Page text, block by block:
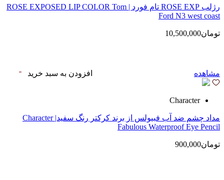
رژلب ROSE EXP تام فورد | ROSE EXPOSED LIP COLOR Tom
Ford N3 west coast
تومان10,500,000
مشاهده افزودن به سبد خرید
Character
مداد چشم ضد آب فبیولس از برند کرکتر رنگ سفید| Character
Fabulous Waterproof Eye Pencil
تومان900,000